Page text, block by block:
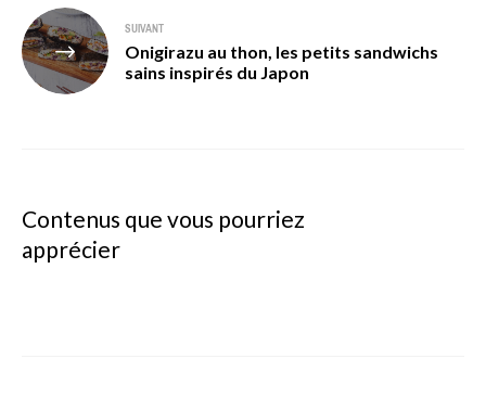
SUIVANT
Onigirazu au thon, les petits sandwichs
sains inspirés du Japon
Contenus que vous pourriez
apprécier